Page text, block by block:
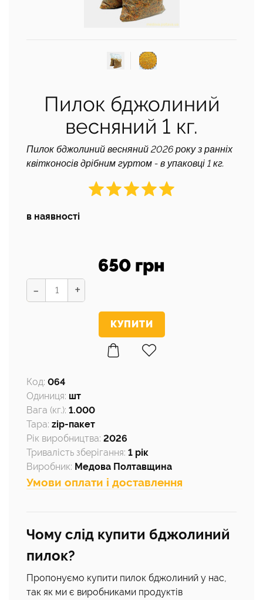
Пилок бджолиний
весняний 1 кг.
Пилок бджолиний весняний 2026 року з ранніх
квітконосів дрібним гуртом - в упаковці 1 кг.
в наявності
650 грн
- +
Код: 064
Одиниця: шт
Вага (кг.): 1.000
Тара: zip-пакет
Рік виробництва: 2026
Тривалість зберігання: 1 рік
Виробник: Медова Полтавщина
Умови оплати і доставлення
Чому слід купити бджолиний
пилок?
Пропонуємо купити пилок бджолиний у нас,
так як ми є виробниками продуктів